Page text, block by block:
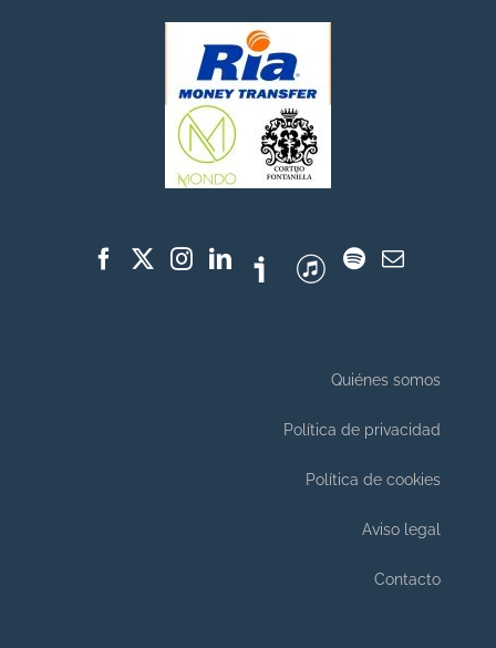
Quiénes somos
Política de privacidad
Política de cookies
Aviso legal
Contacto